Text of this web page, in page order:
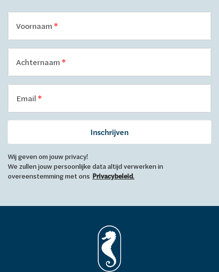
Voornaam
Achternaam
Email
Inschrijven
Wij geven om jouw privacy!
We zullen jouw persoonlijke data altijd verwerken in
overeenstemming met ons Privacybeleid.